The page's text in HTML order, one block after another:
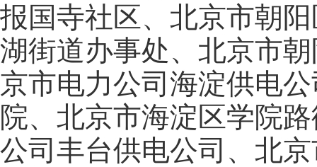
报国寺社区、北京市朝
湖街道办事处、北京市
京市电力公司海淀供电
院、北京市海淀区学院
公司丰台供电公司、北